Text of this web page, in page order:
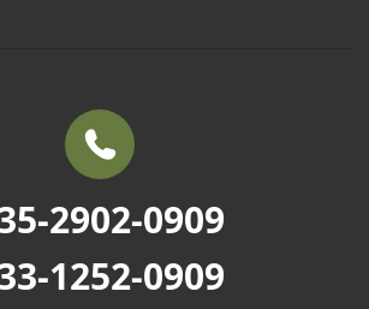
2902-0909
1252-0909